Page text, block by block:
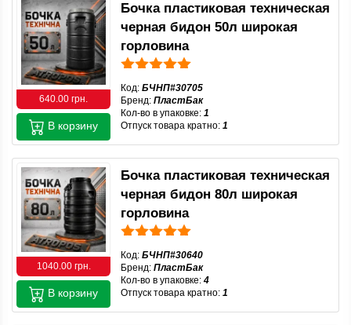
640.00 грн.
Бочка пластиковая техническая
черная бидон 50л широкая
горловина
Код: БЧНП#30705
Бренд: ПластБак
Кол-во в упаковке: 1
Отпуск товара кратно: 1
В корзину
1040.00 грн.
Бочка пластиковая техническая
черная бидон 80л широкая
горловина
Код: БЧНП#30640
Бренд: ПластБак
Кол-во в упаковке: 4
Отпуск товара кратно: 1
В корзину